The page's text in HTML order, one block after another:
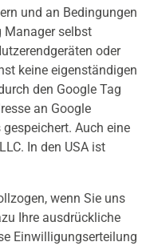
und an Bedingungen
Manager selbst
oder
keine eigenständigen
den Google Tag
an Google
Auch eine
In den USA ist
wenn Sie uns
Ihre ausdrückliche
Einwilligungserteilung